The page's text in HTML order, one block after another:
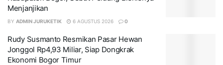
Menjanjikan
BY ADMIN JURUKETIK 6 AGUSTUS 2026 0
Rudy Susmanto Resmikan Pasar Hewan
Jonggol Rp4,93 Miliar, Siap Dongkrak
Ekonomi Bogor Timur